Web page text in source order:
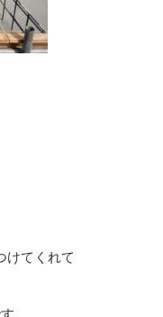
けてくれて
。